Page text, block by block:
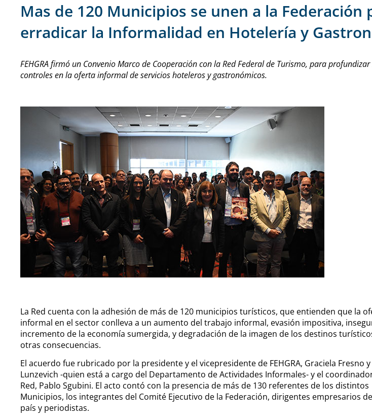
Mas de 120 Municipios se unen a la Federación
erradicar la Informalidad en Hotelería y
FEHGRA firmó un Convenio Marco de Cooperación con la Red Federal de Turismo, para
controles en la oferta informal de servicios hoteleros y gastronómicos.
La Red cuenta con la adhesión de más de 120 municipios turísticos, que entienden que la
informal en el sector conlleva a un aumento del trabajo informal, evasión impositiva,
incremento de la economía sumergida, y degradación de la imagen de los destinos
otras consecuencias.
El acuerdo fue rubricado por la presidente y el vicepresidente de FEHGRA, Graciela Fresno
Lunzevich -quien está a cargo del Departamento de Actividades Informales- y el
Red, Pablo Sgubini. El acto contó con la presencia de más de 130 referentes de los distintos
Municipios, los integrantes del Comité Ejecutivo de la Federación, dirigentes empresarios
país y periodistas.